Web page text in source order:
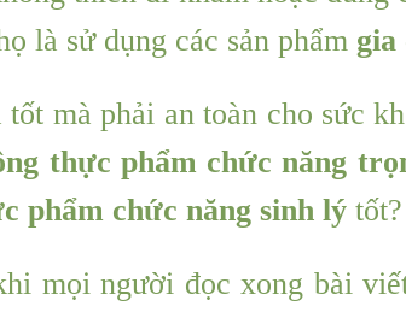
là sử dụng các sản phẩm gia
mà phải an toàn cho sức
thực phẩm chức năng
phẩm chức năng sinh lý
mọi người đọc xong bài